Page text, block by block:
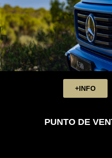
+INFO
PUNTO DE